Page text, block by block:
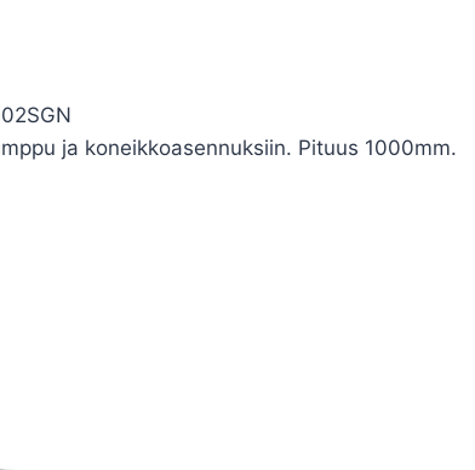
ja koneikkoasennuksiin. Pituus 1000mm.